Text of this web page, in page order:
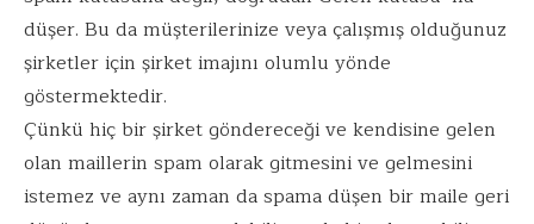
düşer. Bu da müşterilerinize veya çalışmış olduğunuz
şirketler için şirket imajını olumlu yönde
göstermektedir.
Çünkü hiç bir şirket göndereceği ve kendisine gelen
olan maillerin spam olarak gitmesini ve gelmesini
istemez ve aynı zaman da spama düşen bir maile geri